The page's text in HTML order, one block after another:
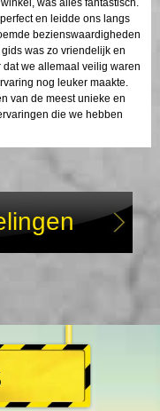
en leidde ons langs
bezienswaardigheden
was zo vriendelijk en
dat we allemaal veilig waren
nog leuker maakte.
van de meest unieke en
die we hebben